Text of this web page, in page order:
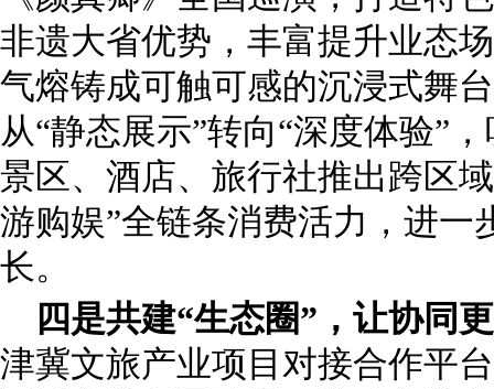
非遗大省优势，丰富提升业态
气熔铸成可触可感的沉浸式舞
从“静态展示”转向“深度体验”
景区、酒店、旅行社推出跨区
游购娱”全链条消费活力，进一
长。
四是共建“生态圈”，让协同
津冀文旅产业项目对接合作平